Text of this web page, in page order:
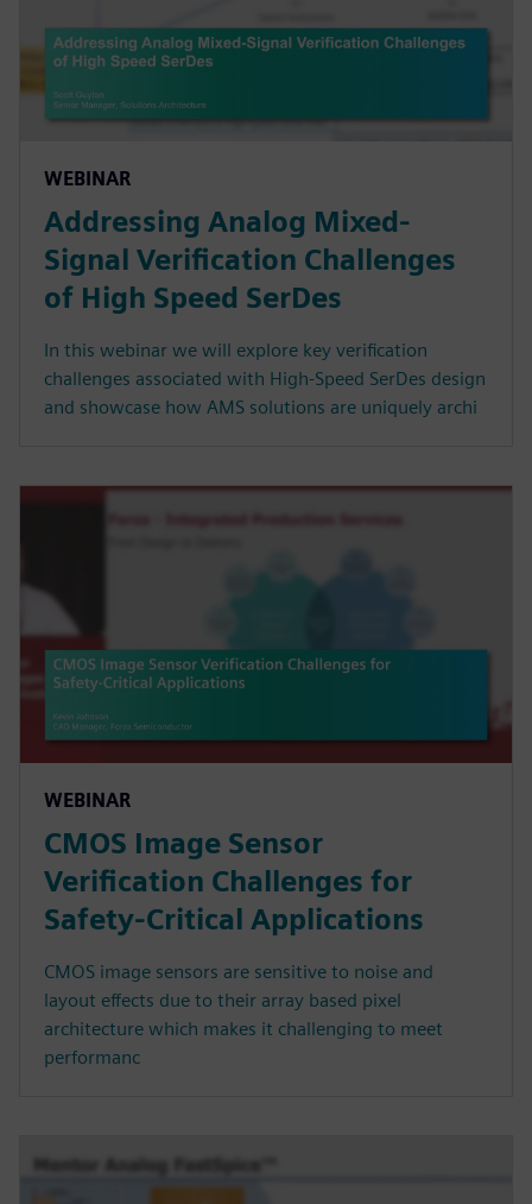
WEBINAR
Addressing Analog Mixed-
Signal Verification Challenges
of High Speed SerDes
In this webinar we will explore key verification
challenges associated with High-Speed SerDes design
and showcase how AMS solutions are uniquely archi
WEBINAR
CMOS Image Sensor
Verification Challenges for
Safety-Critical Applications
CMOS image sensors are sensitive to noise and
layout effects due to their array based pixel
architecture which makes it challenging to meet
performanc